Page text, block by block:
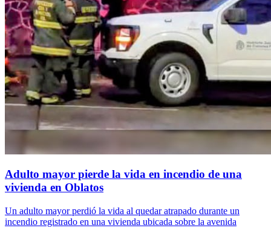
Adulto mayor pierde la vida en incendio de una
vivienda en Oblatos
Un adulto mayor perdió la vida al quedar atrapado durante un
incendio registrado en una vivienda ubicada sobre la avenida